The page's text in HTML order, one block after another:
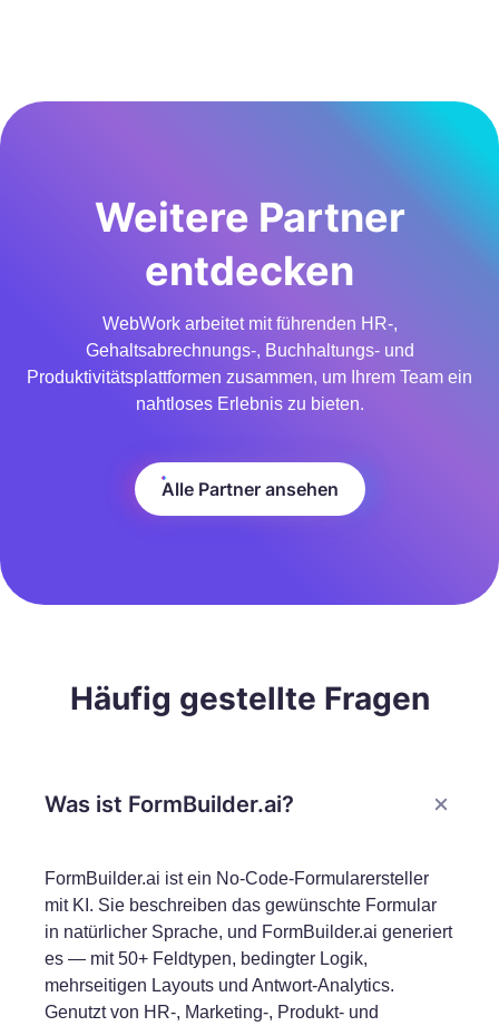
Weitere Partner
entdecken
WebWork arbeitet mit führenden HR-,
Gehaltsabrechnungs-, Buchhaltungs- und
Produktivitätsplattformen zusammen, um Ihrem Team ein
nahtloses Erlebnis zu bieten.
Alle Partner ansehen
Häufig gestellte Fragen
Was ist FormBuilder.ai?
FormBuilder.ai ist ein No-Code-Formularersteller
mit KI. Sie beschreiben das gewünschte Formular
in natürlicher Sprache, und FormBuilder.ai generiert
es — mit 50+ Feldtypen, bedingter Logik,
mehrseitigen Layouts und Antwort-Analytics.
Genutzt von HR-, Marketing-, Produkt- und